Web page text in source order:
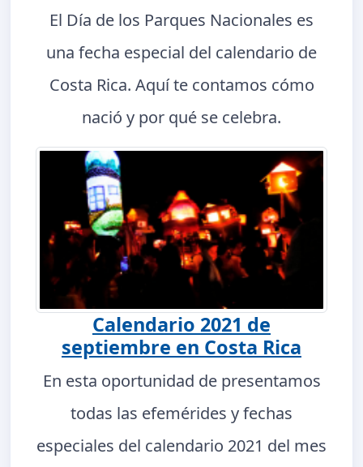
El Día de los Parques Nacionales es
una fecha especial del calendario de
Costa Rica. Aquí te contamos cómo
nació y por qué se celebra.
Calendario 2021 de
septiembre en Costa Rica
En esta oportunidad de presentamos
todas las efemérides y fechas
especiales del calendario 2021 del mes